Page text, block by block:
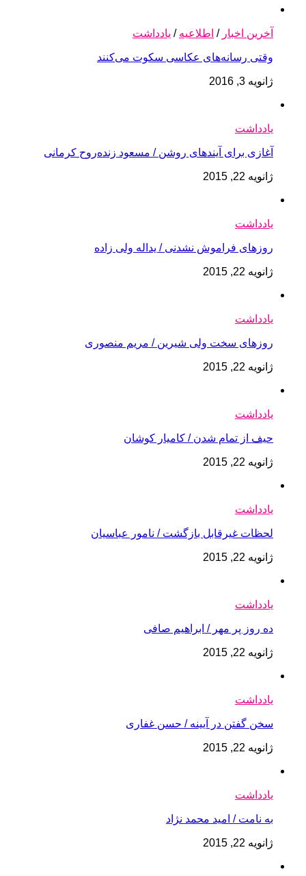
آخرین اخبار / اطلاعیه / یادداشت
وقتی رسانه‌های عکاسی سکوت می‌کنند
ژانویه 3, 2016
یادداشت
آغازی برای آینده‫ای روشن‬‬ / مسعود زنده‌‫روح کرمانی‬‬
ژانویه 22, 2015
یادداشت
روزهای فراموش نشدنی / یداله ولی زاده
ژانویه 22, 2015
یادداشت
روزهای سخت ولی شیرین / مریم منصوری
ژانویه 22, 2015
یادداشت
حیف از تمام شدن / کامیار کوشان
ژانویه 22, 2015
یادداشت
لحظات غیرقابل بازگشت / نامور عباسیان
ژانویه 22, 2015
یادداشت
ده روز پر مهر / ابراهیم صافی
ژانویه 22, 2015
یادداشت
سخن گفتن در آیینه / حسن غفارى
ژانویه 22, 2015
یادداشت
به نامت / امید محمد نژاد
ژانویه 22, 2015